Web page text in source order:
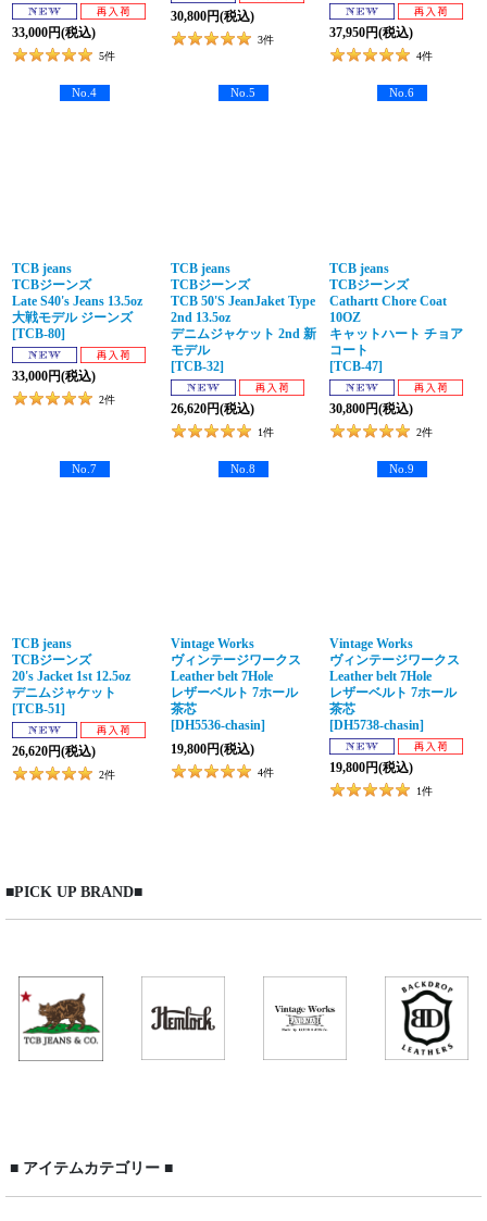
33,000円(税込)
5件
30,800円(税込)
3件 37,950円(税込)
4件
No.4
TCB jeans
TCBジーンズ
Late S40's Jeans 13.5oz
大戦モデル ジーンズ
[TCB-80]
33,000円(税込)
2件
No.5
TCB jeans
TCBジーンズ
TCB 50'S JeanJaket Type
2nd 13.5oz
デニムジャケット 2nd 新
モデル
[TCB-32]
26,620円(税込)
1件
No.6
TCB jeans
TCBジーンズ
Cathartt Chore Coat
10OZ
キャットハート チョア
コート
[TCB-47]
30,800円(税込)
2件
No.7
TCB jeans
TCBジーンズ
20's Jacket 1st 12.5oz
デニムジャケット
[TCB-51]
26,620円(税込)
2件
No.8
Vintage Works
ヴィンテージワークス
Leather belt 7Hole
レザーベルト 7ホール
茶芯
[DH5536-chasin]
19,800円(税込)
4件
No.9
Vintage Works
ヴィンテージワークス
Leather belt 7Hole
レザーベルト 7ホール
茶芯
[DH5738-chasin]
19,800円(税込)
1件
■PICK UP BRAND■
■ アイテムカテゴリー ■